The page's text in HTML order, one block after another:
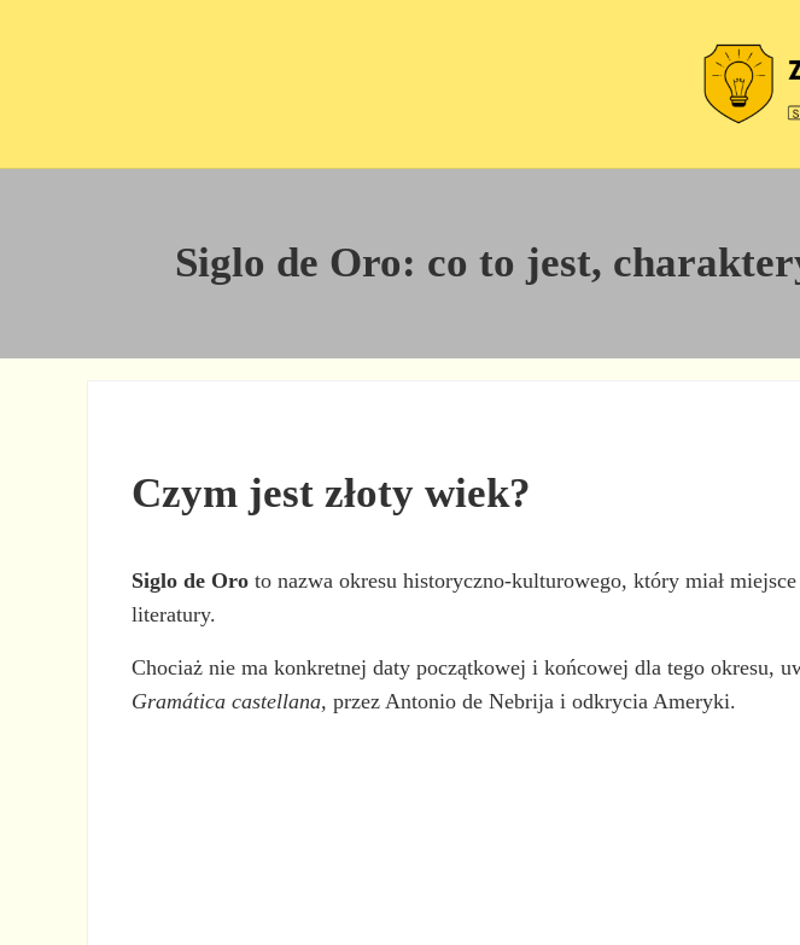
Siglo de Oro: co to jest,
Czym jest złoty wiek?
Siglo de Oro to nazwa okresu historyczno-kulturowego, który miał
literatury.
Chociaż nie ma konkretnej daty początkowej i końcowej dla tego okresu,
Gramática castellana, przez Antonio de Nebrija i odkrycia Ameryki.